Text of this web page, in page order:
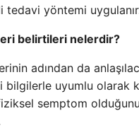
tedavi yöntemi
belirtileri nelerdir?
adından da
bilgilerle uyumlu olarak
semptom